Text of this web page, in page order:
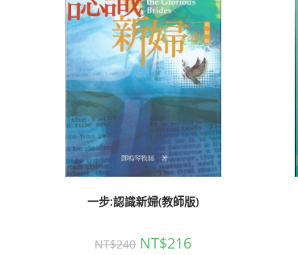
一步:認識新婦(教師版)
NT$240 NT$216